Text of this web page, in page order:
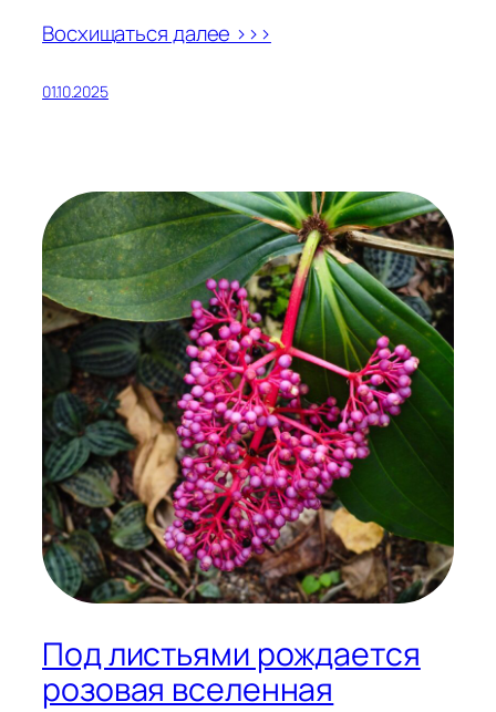
Восхищаться далее >>>
01.10.2025
Под листьями рождается
розовая вселенная